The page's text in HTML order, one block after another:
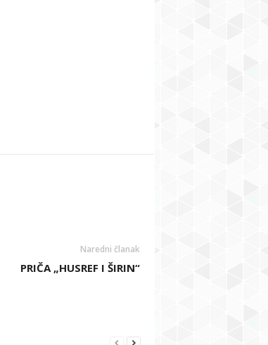
Naredni članak
PRIČA „HUSREF I ŠIRIN“